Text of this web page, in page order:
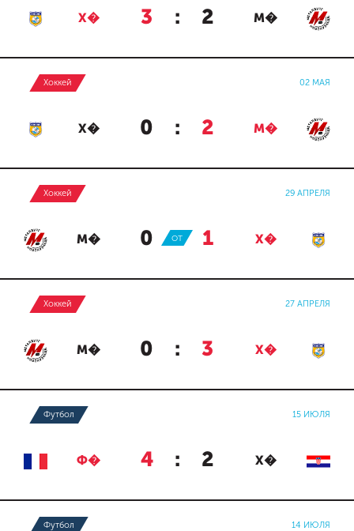
Х� 3 : 2 М�
Хоккей 02 МАЯ
Х� 0 : 2 М�
Хоккей 29 АПРЕЛЯ
М� 0 : 1 Х�
ОТ
Хоккей 27 АПРЕЛЯ
М� 0 : 3 Х�
Футбол 15 ИЮЛЯ
Ф� 4 : 2 Х�
Футбол 14 ИЮЛЯ